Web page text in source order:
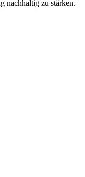
nachhaltig zu stärken.